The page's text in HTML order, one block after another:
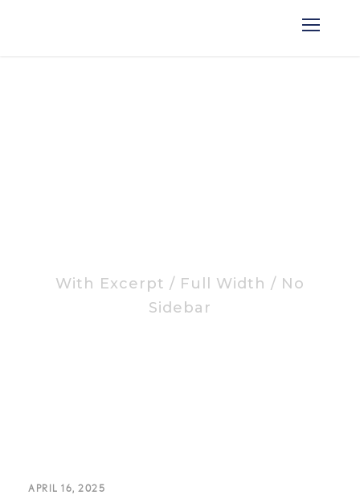
With Excerpt / Full Width / No
Sidebar
APRIL 16, 2025